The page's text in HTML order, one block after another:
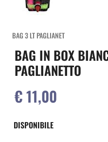
BAG 3 LT PAGLIANET
BAG IN BOX
PAGLIANETTO
€ 11,00
DISPONIBILE